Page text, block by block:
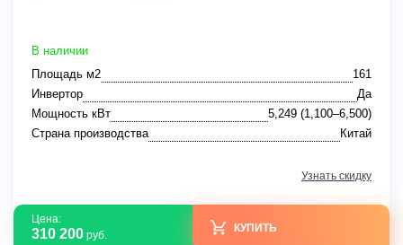
В наличии
Площадь м2
161
Инвертор
Да
Мощность кВт
5,249 (1,100–6,500)
Страна производства
Китай
Узнать скидку
Цена:
310 200 руб.
КУПИТЬ